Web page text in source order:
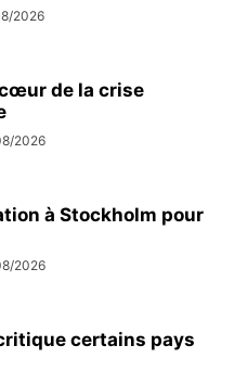
2026
de la crise
2026
à Stockholm pour
2026
certains pays